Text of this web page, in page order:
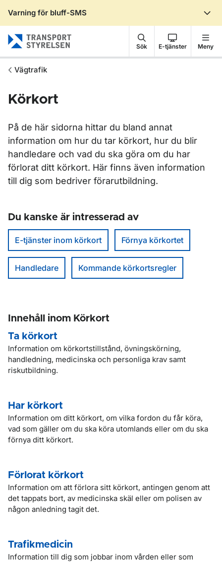
Varning för bluff-SMS
Sök E-tjänster Meny
Vägtrafik
Körkort
På de här sidorna hittar du bland annat
information om hur du tar körkort, hur du blir
handledare och vad du ska göra om du har
förlorat ditt körkort. Här finns även information
till dig som bedriver förarutbildning.
Du kanske är intresserad av
E-tjänster inom körkort Förnya körkortet
Handledare Kommande körkortsregler
Innehåll inom Körkort
Ta körkort
Information om körkortstillstånd, övningskörning,
handledning, medicinska och personliga krav samt
riskutbildning.
Har körkort
Information om ditt körkort, om vilka fordon du får köra,
vad som gäller om du ska köra utomlands eller om du ska
förnya ditt körkort.
Förlorat körkort
Information om att förlora sitt körkort, antingen genom att
det tappats bort, av medicinska skäl eller om polisen av
någon anledning tagit det.
Trafikmedicin
Information till dig som jobbar inom vården eller som